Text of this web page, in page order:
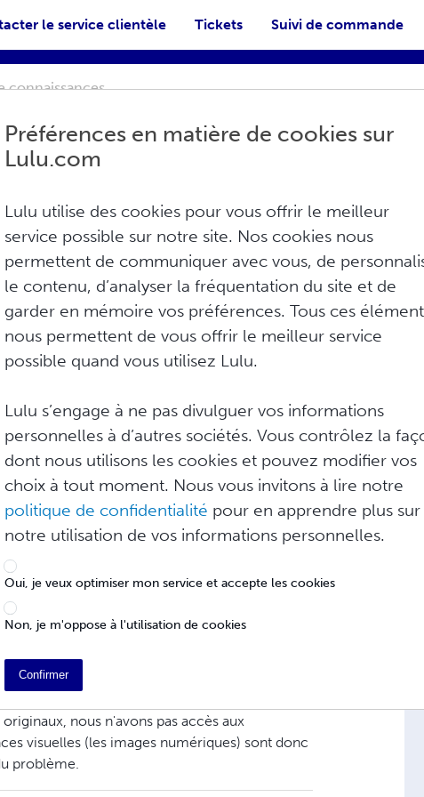
le service clientèle Tickets Suivi de commande
des défauts
Imprimer
de haute qualité, avec un taux de
peuvent survenir. Lorsque vous signalez
de fournir des photos numériques
?
?
des images
un produit unique. Bien que nous disposions
nous n'avons pas accès aux
visuelles (les images numériques) sont donc
problème.
Préférences en matière de cookies sur
Lulu.com
Lulu utilise des cookies pour vous offrir le meilleur
service possible sur notre site. Nos cookies nous
permettent de communiquer avec vous, de
le contenu, d’analyser la fréquentation du site et de
garder en mémoire vos préférences. Tous ces
nous permettent de vous offrir le meilleur service
possible quand vous utilisez Lulu.
Lulu s’engage à ne pas divulguer vos informations
personnelles à d’autres sociétés. Vous contrôlez la
dont nous utilisons les cookies et pouvez modifier vos
choix à tout moment. Nous vous invitons à lire notre
politique de confidentialité pour en apprendre plus sur
notre utilisation de vos informations personnelles.
Oui, je veux optimiser mon service et accepte les cookies
Non, je m'oppose à l'utilisation de cookies
Confirmer